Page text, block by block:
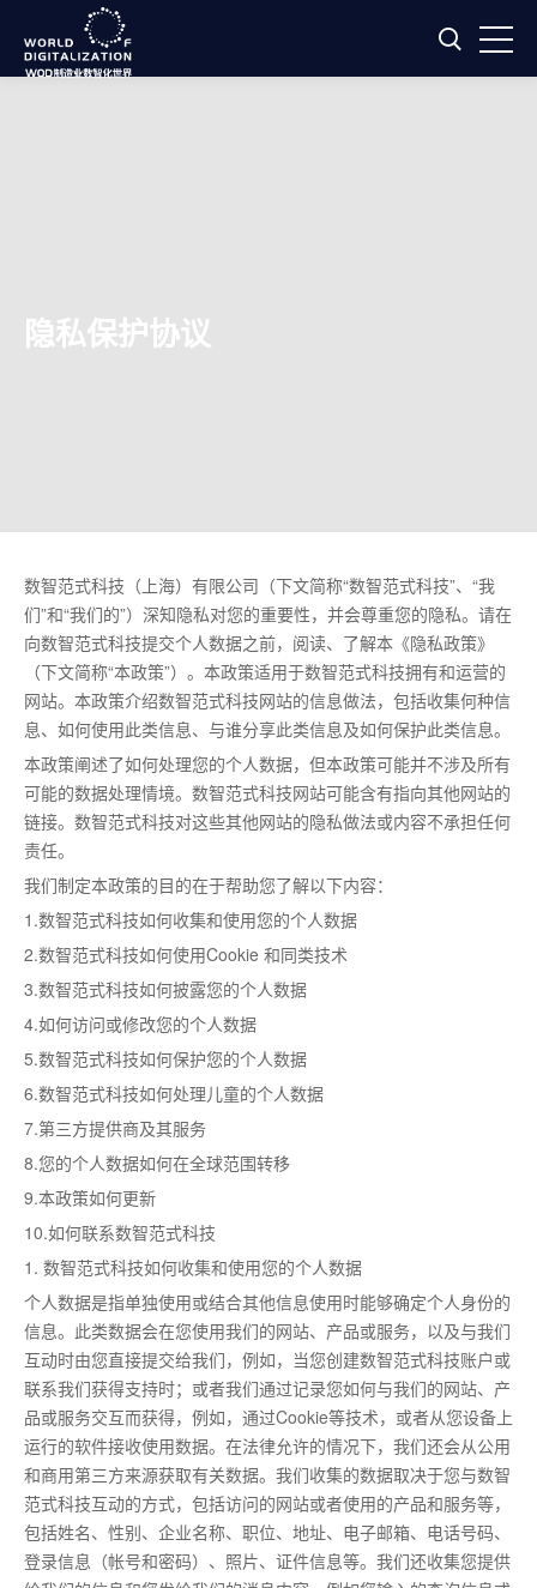
隐私保护协议
数智范式科技（上海）有限公司（下文简称“数智范式科技”、“我
们”和“我们的”）深知隐私对您的重要性，并会尊重您的隐私。请在
向数智范式科技提交个人数据之前，阅读、了解本《隐私政策》
（下文简称“本政策”）。本政策适用于数智范式科技拥有和运营的
网站。本政策介绍数智范式科技网站的信息做法，包括收集何种信
息、如何使用此类信息、与谁分享此类信息及如何保护此类信息。
本政策阐述了如何处理您的个人数据，但本政策可能并不涉及所有
可能的数据处理情境。数智范式科技网站可能含有指向其他网站的
链接。数智范式科技对这些其他网站的隐私做法或内容不承担任何
责任。
我们制定本政策的目的在于帮助您了解以下内容：
1.数智范式科技如何收集和使用您的个人数据
2.数智范式科技如何使用Cookie 和同类技术
3.数智范式科技如何披露您的个人数据
4.如何访问或修改您的个人数据
5.数智范式科技如何保护您的个人数据
6.数智范式科技如何处理儿童的个人数据
7.第三方提供商及其服务
8.您的个人数据如何在全球范围转移
9.本政策如何更新
10.如何联系数智范式科技
1. 数智范式科技如何收集和使用您的个人数据
个人数据是指单独使用或结合其他信息使用时能够确定个人身份的
信息。此类数据会在您使用我们的网站、产品或服务，以及与我们
互动时由您直接提交给我们，例如，当您创建数智范式科技账户或
联系我们获得支持时；或者我们通过记录您如何与我们的网站、产
品或服务交互而获得，例如，通过Cookie等技术，或者从您设备上
运行的软件接收使用数据。在法律允许的情况下，我们还会从公用
和商用第三方来源获取有关数据。我们收集的数据取决于您与数智
范式科技互动的方式，包括访问的网站或者使用的产品和服务等，
包括姓名、性别、企业名称、职位、地址、电子邮箱、电话号码、
登录信息（帐号和密码）、照片、证件信息等。我们还收集您提供